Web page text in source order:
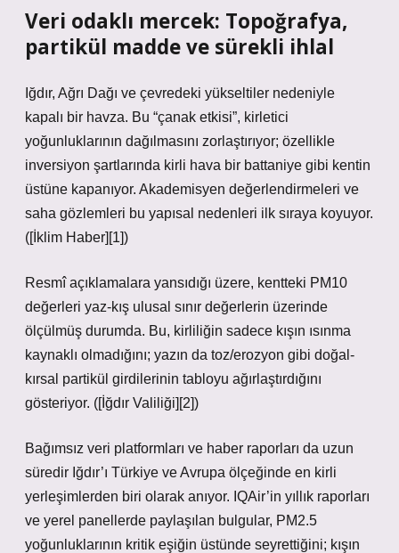
Veri odaklı mercek: Topoğrafya,
partikül madde ve sürekli ihlal
Iğdır, Ağrı Dağı ve çevredeki yükseltiler nedeniyle
kapalı bir havza. Bu “çanak etkisi”, kirletici
yoğunluklarının dağılmasını zorlaştırıyor; özellikle
inversiyon şartlarında kirli hava bir battaniye gibi kentin
üstüne kapanıyor. Akademisyen değerlendirmeleri ve
saha gözlemleri bu yapısal nedenleri ilk sıraya koyuyor.
([İklim Haber][1])
Resmî açıklamalara yansıdığı üzere, kentteki PM10
değerleri yaz-kış ulusal sınır değerlerin üzerinde
ölçülmüş durumda. Bu, kirliliğin sadece kışın ısınma
kaynaklı olmadığını; yazın da toz/erozyon gibi doğal-
kırsal partikül girdilerinin tabloyu ağırlaştırdığını
gösteriyor. ([İğdır Valiliği][2])
Bağımsız veri platformları ve haber raporları da uzun
süredir Iğdır’ı Türkiye ve Avrupa ölçeğinde en kirli
yerleşimlerden biri olarak anıyor. IQAir’in yıllık raporları
ve yerel panellerde paylaşılan bulgular, PM2.5
yoğunluklarının kritik eşiğin üstünde seyrettiğini; kışın